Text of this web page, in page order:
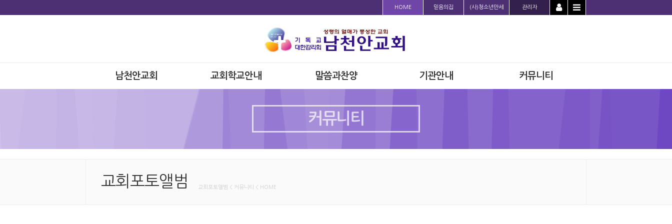
HOME 믿음의집 (사)청소년만세 관리자
남천안교회 교회학교안내 말씀과찬양 기관안내 커뮤니티
커뮤니티
교회포토앨범 교회포토앨범 < 커뮤니티 < HOME